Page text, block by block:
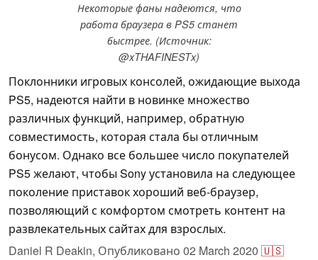
Некоторые фаны надеются, что
работа браузера в PS5 станет
быстрее. (Источник:
@xTHAFINESTx)
Поклонники игровых консолей, ожидающие выхода
PS5, надеются найти в новинке множество
различных функций, например, обратную
совместимость, которая стала бы отличным
бонусом. Однако все большее число покупателей
PS5 желают, чтобы Sony установила на следующее
поколение приставок хороший веб-браузер,
позволяющий с комфортом смотреть контент на
развлекательных сайтах для взрослых.
Daniel R Deakin, Опубликовано 02 March 2020 🇺🇸